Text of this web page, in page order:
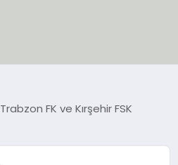
FK ve Kırşehir FSK